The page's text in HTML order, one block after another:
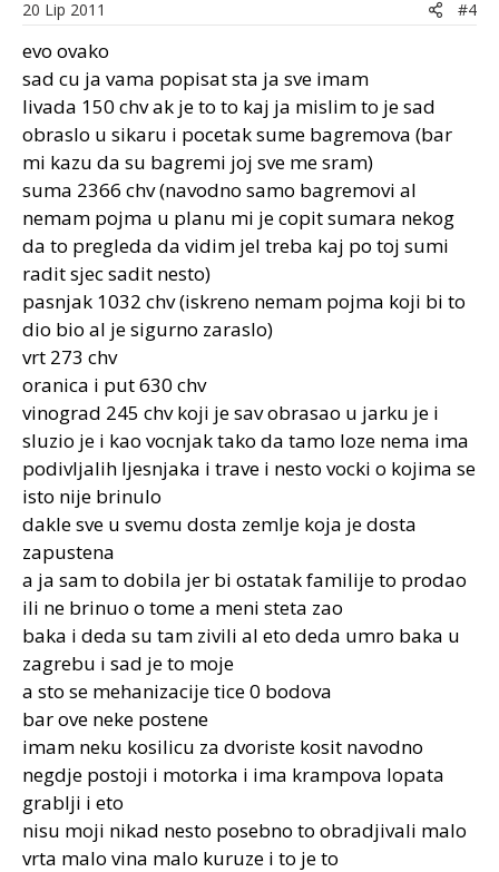
20 Lip 2011 #4
evo ovako
sad cu ja vama popisat sta ja sve imam
livada 150 chv ak je to to kaj ja mislim to je sad
obraslo u sikaru i pocetak sume bagremova (bar
mi kazu da su bagremi joj sve me sram)
suma 2366 chv (navodno samo bagremovi al
nemam pojma u planu mi je copit sumara nekog
da to pregleda da vidim jel treba kaj po toj sumi
radit sjec sadit nesto)
pasnjak 1032 chv (iskreno nemam pojma koji bi to
dio bio al je sigurno zaraslo)
vrt 273 chv
oranica i put 630 chv
vinograd 245 chv koji je sav obrasao u jarku je i
sluzio je i kao vocnjak tako da tamo loze nema ima
podivljalih ljesnjaka i trave i nesto vocki o kojima se
isto nije brinulo
dakle sve u svemu dosta zemlje koja je dosta
zapustena
a ja sam to dobila jer bi ostatak familije to prodao
ili ne brinuo o tome a meni steta zao
baka i deda su tam zivili al eto deda umro baka u
zagrebu i sad je to moje
a sto se mehanizacije tice 0 bodova
bar ove neke postene
imam neku kosilicu za dvoriste kosit navodno
negdje postoji i motorka i ima krampova lopata
grablji i eto
nisu moji nikad nesto posebno to obradjivali malo
vrta malo vina malo kuruze i to je to